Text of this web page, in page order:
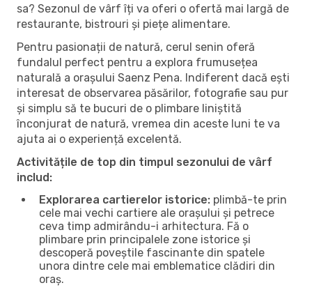
sa? Sezonul de vârf îți va oferi o ofertă mai largă de
restaurante, bistrouri și piețe alimentare.
Pentru pasionații de natură, cerul senin oferă
fundalul perfect pentru a explora frumusețea
naturală a orașului Saenz Pena. Indiferent dacă ești
interesat de observarea păsărilor, fotografie sau pur
și simplu să te bucuri de o plimbare liniștită
înconjurat de natură, vremea din aceste luni te va
ajuta ai o experiență excelentă.
Activitățile de top din timpul sezonului de vârf
includ:
Explorarea cartierelor istorice: plimbă-te prin
cele mai vechi cartiere ale orașului și petrece
ceva timp admirându-i arhitectura. Fă o
plimbare prin principalele zone istorice și
descoperă poveștile fascinante din spatele
unora dintre cele mai emblematice clădiri din
oraș.